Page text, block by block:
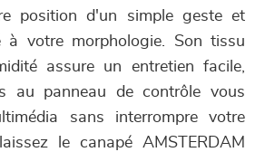
position d'un simple geste et
à votre morphologie. Son tissu
assure un entretien facile,
au panneau de contrôle vous
sans interrompre votre
le canapé AMSTERDAM